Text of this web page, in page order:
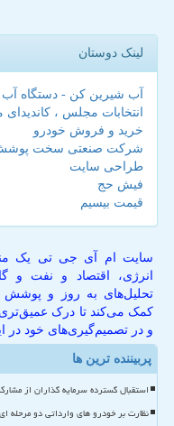
لینک دوستان
آب شیرین کن - دستگاه
انتخابات مجلس ،
خرید و فروش خودرو
شرکت صنعتی سخت
طراحی سایت
فیش حج
قیمت بیسیم
سایت ام آی جی تی یک
انرژی، اقتصاد و نفت و
تحلیل‌های به روز و پوشش
کمک می‌کند تا درک عمیق‌تری
و در تصمیم‌گیری‌های خود در
پربیننده ترین ها
استقبال گسترده سرمایه گذاران از
نظارت بر خودرو های وارداتی دو مرحله